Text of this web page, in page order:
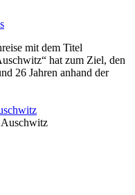
mit dem Titel
hat zum Ziel, den
26 Jahren anhand der